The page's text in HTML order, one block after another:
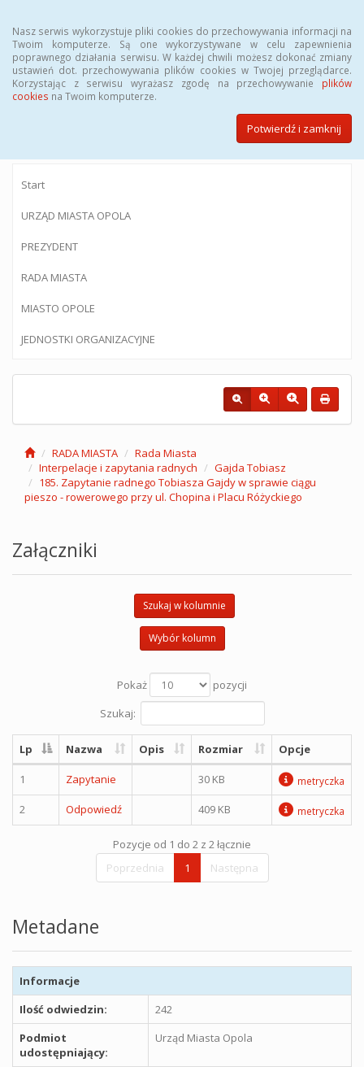
Nasz serwis wykorzystuje pliki cookies do przechowywania informacji na
Twoim komputerze. Są one wykorzystywane w celu zapewnienia
poprawnego działania serwisu. W każdej chwili możesz dokonać zmiany
ustawień dot. przechowywania plików cookies w Twojej przeglądarce.
Korzystając z serwisu wyrażasz zgodę na przechowywanie plików
cookies na Twoim komputerze.
Potwierdź i zamknij
BIULETYN INFORMACJI PUBLICZNEJ
Urzędu Miasta Opola
Start
URZĄD MIASTA OPOLA
PREZYDENT
RADA MIASTA
MIASTO OPOLE
JEDNOSTKI ORGANIZACYJNE
RADA MIASTA
Rada Miasta
Interpelacje i zapytania radnych
Gajda Tobiasz
185. Zapytanie radnego Tobiasza Gajdy w sprawie ciągu
pieszo - rowerowego przy ul. Chopina i Placu Różyckiego
Załączniki
Szukaj w kolumnie
Wybór kolumn
Pokaż
pozycji
Szukaj:
Lp Nazwa Opis Rozmiar Opcje
1 Zapytanie 30 KB metryczka
2 Odpowiedź 409 KB metryczka
Pozycje od 1 do 2 z 2 łącznie
Poprzednia
1 Następna
Metadane
Informacje
Ilość odwiedzin:
242
Podmiot
udostępniający:
Urząd Miasta Opola